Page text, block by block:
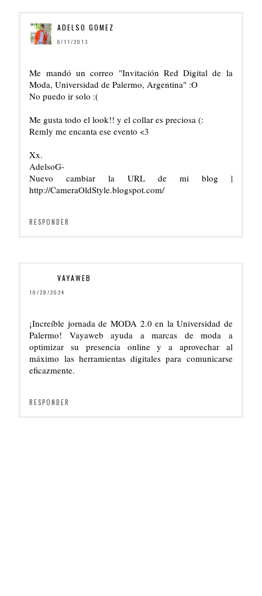
ADELSO GOMEZ
6/11/2013
Me mandó un correo "Invitación Red Digital de la
Moda, Universidad de Palermo, Argentina" :O
No puedo ir solo :(
Me gusta todo el look!! y el collar es preciosa (:
Remly me encanta ese evento <3
Xx.
AdelsoG-
Nuevo cambiar la URL de mi blog |
http://CameraOldStyle.blogspot.com/
RESPONDER
VAYAWEB
10/28/2024
¡Increíble jornada de MODA 2.0 en la Universidad de
Palermo! Vayaweb ayuda a marcas de moda a
optimizar su presencia online y a aprovechar al
máximo las herramientas digitales para comunicarse
eficazmente.
RESPONDER